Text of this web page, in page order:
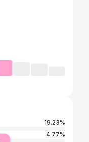
19.23%
4.77%